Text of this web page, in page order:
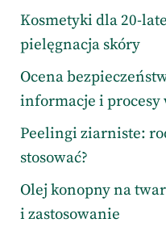
Kosmetyki dla 20-
pielęgnacja skóry
Ocena
informacje i procesy
Peelingi ziarniste:
stosować?
Olej konopny na
i zastosowanie